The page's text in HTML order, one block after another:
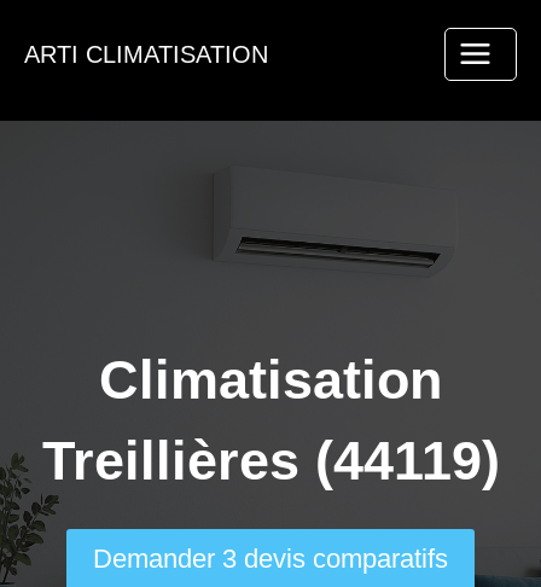
ARTI CLIMATISATION
Climatisation
Treillières (44119)
Demander 3 devis comparatifs